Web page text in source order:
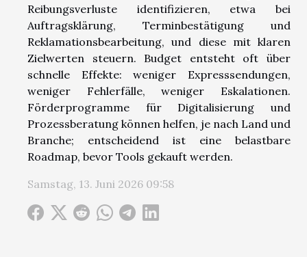
Reibungsverluste identifizieren, etwa bei
Auftragsklärung, Terminbestätigung und
Reklamationsbearbeitung, und diese mit klaren
Zielwerten steuern. Budget entsteht oft über
schnelle Effekte: weniger Expresssendungen,
weniger Fehlerfälle, weniger Eskalationen.
Förderprogramme für Digitalisierung und
Prozessberatung können helfen, je nach Land und
Branche; entscheidend ist eine belastbare
Roadmap, bevor Tools gekauft werden.
Samstag, 13. Juni 2026 09:58